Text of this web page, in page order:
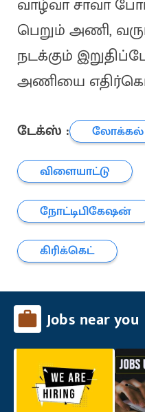
வாழ்வா சாவா
பெறும் அணி,
நடக்கும்
அணியை
டேக்ஸ் :
லோக்கல்
விளையாட்டு
நோட்டிபிகேஷன்
கிரிக்கெட்
Jobs near you